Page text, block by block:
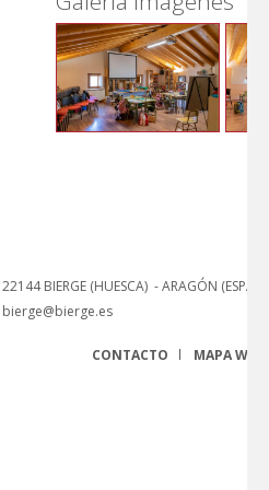
22144 BIERGE (HUESCA) - ARAGÓN (ESPAÑA)
bierge@bierge.es
CONTACTO MAPA WEB